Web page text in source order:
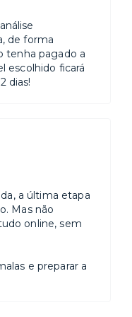
de forma
tenha pagado a
escolhido ficará
dias!
a última etapa
Mas não
online, sem
e preparar a